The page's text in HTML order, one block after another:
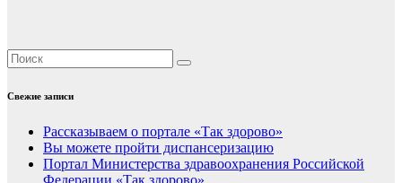
Свежие записи
Рассказываем о портале «Так здорово»
Вы можете пройти диспансеризацию
Портал Министерства здравоохранения Российской
Федерации «Так здорово»